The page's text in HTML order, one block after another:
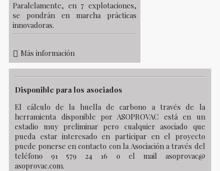
Paralelamente, en 7 explotaciones,
se pondrán en marcha prácticas
innovadoras.
Más información
Disponible para los asociados
El cálculo de la huella de carbono a través de la
herramienta disponible por ASOPROVAC está en un
estadio muy preliminar pero cualquier asociado que
pueda estar interesado en participar en el proyecto
puede ponerse en contacto con la Asociación a través del
teléfono 91 579 24 16 o el mail asoprovac@
asoprovac.com.